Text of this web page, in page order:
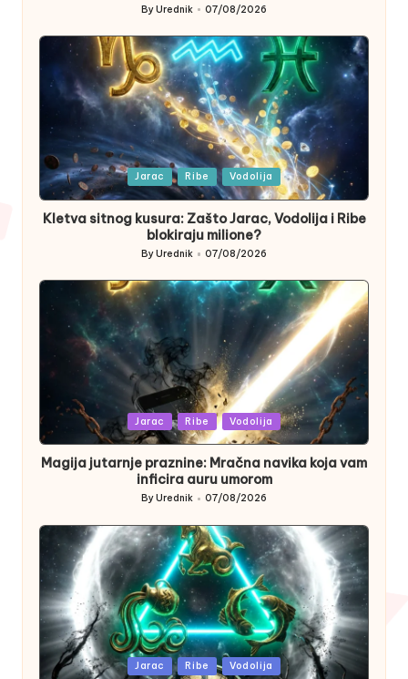
Posted
ByUrednik 07/08/2026
Posted
in
Jarac Ribe Vodolija
Kletva sitnog kusura: Zašto Jarac, Vodolija i Ribe
blokiraju milione?
Posted
ByUrednik 07/08/2026
Posted
in
Jarac Ribe Vodolija
Magija jutarnje praznine: Mračna navika koja vam
inficira auru umorom
Posted
ByUrednik 07/08/2026
Posted
Jarac Ribe Vodolija